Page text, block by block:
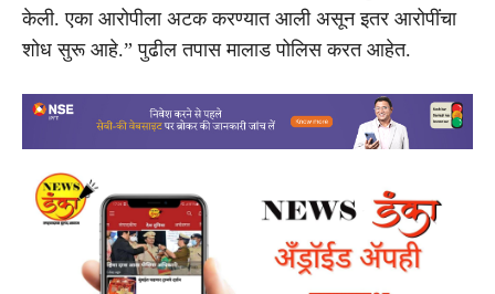
केली. एका आरोपीला अटक करण्यात आली असून इतर आरोपींचा
शोध सुरू आहे.” पुढील तपास मालाड पोलिस करत आहेत.